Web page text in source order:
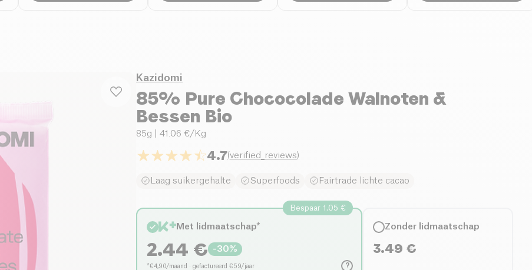
Kazidomi
85% Pure Chococolade Walnoten &
Bessen Bio
85g | 41.06 €/Kg
4.7(verified_reviews)
Laag suikergehalte Superfoods Fairtrade lichte cacao
?
Bespaar 1.05 €
Met lidmaatschap*
2.44 € -30%
*€4,90/maand · gefactureerd €59/jaar
Zonder lidmaatschap
3.49 €